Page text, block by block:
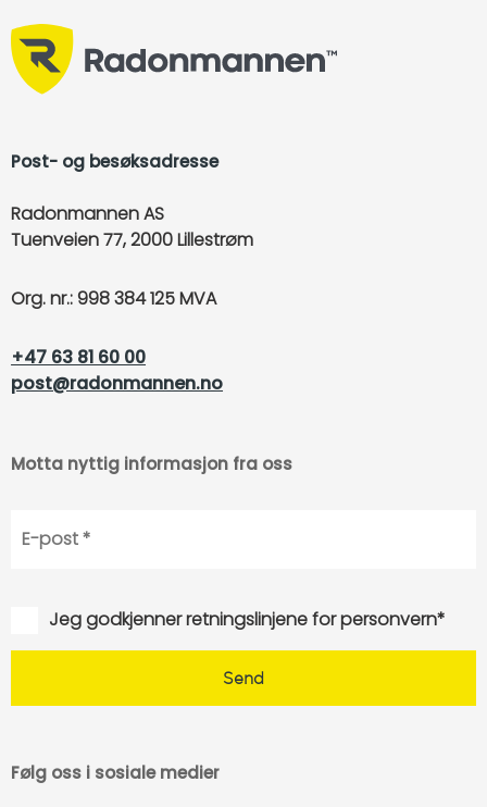
Post- og besøksadresse
Radonmannen AS
Tuenveien 77, 2000 Lillestrøm
Org. nr.: 998 384 125 MVA
+47 63 81 60 00
post@radonmannen.no
Motta nyttig informasjon fra oss
Jeg godkjenner retningslinjene for personvern*
Følg oss i sosiale medier